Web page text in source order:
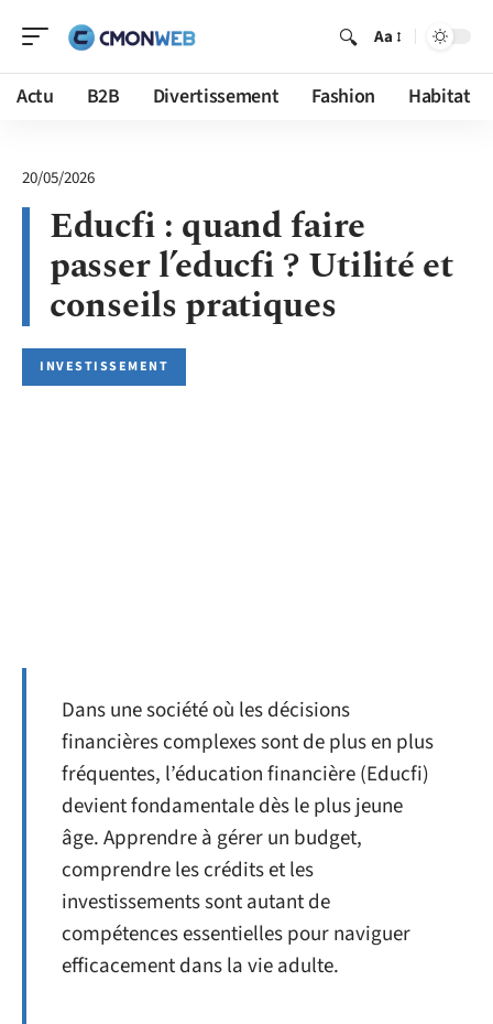
Aa
Actu B2B Divertissement Fashion Habitat
20/05/2026
Educfi : quand faire
passer l’educfi ? Utilité et
conseils pratiques
INVESTISSEMENT
Dans une société où les décisions
financières complexes sont de plus en plus
fréquentes, l’éducation financière (Educfi)
devient fondamentale dès le plus jeune
âge. Apprendre à gérer un budget,
comprendre les crédits et les
investissements sont autant de
compétences essentielles pour naviguer
efficacement dans la vie adulte.